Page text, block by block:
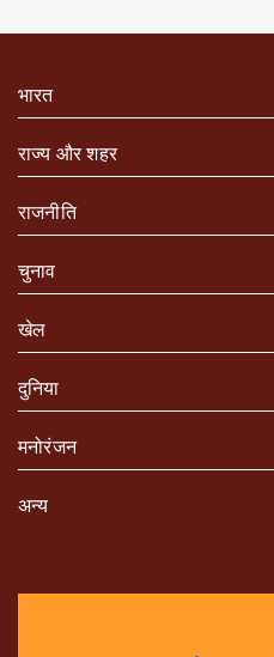
भारत
राज्य और शहर
राजनीति
चुनाव
खेल
दुनिया
मनोरंजन
अन्य